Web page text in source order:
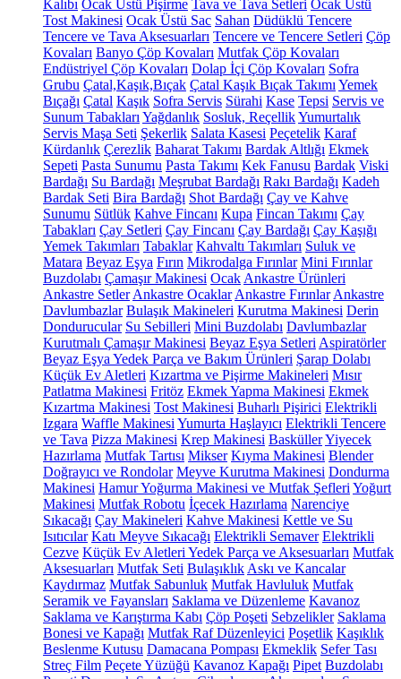
Kalıbı Ocak Üstü Pişirme Tava ve Tava Setleri Ocak Üstü
Tost Makinesi Ocak Üstü Sac Sahan Düdüklü Tencere
Tencere ve Tava Aksesuarları Tencere ve Tencere Setleri Çöp
Kovaları Banyo Çöp Kovaları Mutfak Çöp Kovaları
Endüstriyel Çöp Kovaları Dolap İçi Çöp Kovaları Sofra
Grubu Çatal,Kaşık,Bıçak Çatal Kaşık Bıçak Takımı Yemek
Bıçağı Çatal Kaşık Sofra Servis Sürahi Kase Tepsi Servis ve
Sunum Tabakları Yağdanlık Sosluk, ReçellikYumurtalık
Servis Maşa Seti Şekerlik Salata Kasesi Peçetelik Karaf
Kürdanlık Çerezlik Baharat Takımı Bardak Altlığı Ekmek
Sepeti Pasta Sunumu Pasta Takımı Kek Fanusu Bardak Viski
Bardağı Su Bardağı Meşrubat Bardağı Rakı Bardağı Kadeh
Bardak Seti Bira Bardağı Shot Bardağı Çay ve Kahve
Sunumu Sütlük Kahve Fincanı Kupa Fincan Takımı Çay
Tabakları Çay Setleri Çay Fincanı Çay Bardağı Çay Kaşığı
Yemek Takımları Tabaklar Kahvaltı Takımları Suluk ve
Matara Beyaz Eşya Fırın Mikrodalga Fırınlar Mini Fırınlar
Buzdolabı Çamaşır Makinesi Ocak Ankastre Ürünleri
Ankastre Setler Ankastre Ocaklar Ankastre Fırınlar Ankastre
Davlumbazlar Bulaşık Makineleri Kurutma Makinesi Derin
Dondurucular Su Sebilleri Mini Buzdolabı Davlumbazlar
Kurutmalı Çamaşır Makinesi Beyaz Eşya Setleri Aspiratörler
Beyaz Eşya Yedek Parça ve Bakım Ürünleri Şarap Dolabı
Küçük Ev Aletleri Kızartma ve Pişirme Makineleri Mısır
Patlatma Makinesi Fritöz Ekmek Yapma Makinesi Ekmek
Kızartma Makinesi Tost Makinesi Buharlı Pişirici Elektrikli
Izgara Waffle Makinesi Yumurta Haşlayıcı Elektrikli Tencere
ve Tava Pizza Makinesi Krep Makinesi BasküllerYiyecek
Hazırlama Mutfak Tartısı Mikser Kıyma Makinesi Blender
Doğrayıcı ve Rondolar Meyve Kurutma Makinesi Dondurma
Makinesi Hamur Yoğurma Makinesi ve Mutfak Şefleri Yoğurt
Makinesi Mutfak Robotu İçecek Hazırlama Narenciye
Sıkacağı Çay Makineleri Kahve Makinesi Kettle ve Su
Isıtıcılar Katı Meyve Sıkacağı Elektrikli Semaver Elektrikli
Cezve Küçük Ev Aletleri Yedek Parça ve Aksesuarları Mutfak
Aksesuarları Mutfak Seti Bulaşıklık Askı ve Kancalar
Kaydırmaz Mutfak Sabunluk Mutfak Havluluk Mutfak
Seramik ve Fayansları Saklama ve Düzenleme Kavanoz
Saklama ve Karıştırma Kabı Çöp Poşeti Sebzelikler Saklama
Bonesi ve Kapağı Mutfak Raf Düzenleyici Poşetlik Kaşıklık
Beslenme Kutusu Damacana Pompası Ekmeklik Sefer Tası
Streç Film Peçete Yüzüğü Kavanoz Kapağı Pipet Buzdolabı